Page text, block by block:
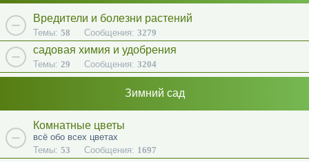
Вредители и болезни растений
Темы: 58 Сообщения: 3279
садовая химия и удобрения
Темы: 29 Сообщения: 3204
Зимний сад
Комнатные цветы
всё обо всех цветах
Темы: 53 Сообщения: 1697